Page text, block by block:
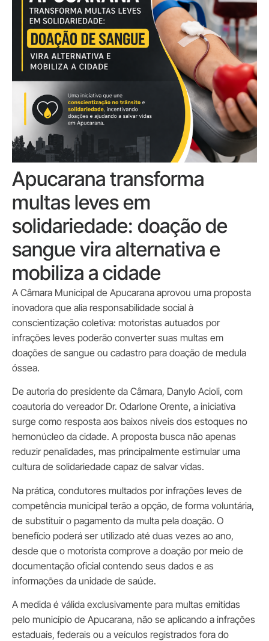
Apucarana transforma
multas leves em
solidariedade: doação de
sangue vira alternativa e
mobiliza a cidade
A Câmara Municipal de Apucarana aprovou uma proposta
inovadora que alia responsabilidade social à
conscientização coletiva: motoristas autuados por
infrações leves poderão converter suas multas em
doações de sangue ou cadastro para doação de medula
óssea.
De autoria do presidente da Câmara, Danylo Acioli, com
coautoria do vereador Dr. Odarlone Orente, a iniciativa
surge como resposta aos baixos níveis dos estoques no
hemonúcleo da cidade. A proposta busca não apenas
reduzir penalidades, mas principalmente estimular uma
cultura de solidariedade capaz de salvar vidas.
Na prática, condutores multados por infrações leves de
competência municipal terão a opção, de forma voluntária,
de substituir o pagamento da multa pela doação. O
benefício poderá ser utilizado até duas vezes ao ano,
desde que o motorista comprove a doação por meio de
documentação oficial contendo seus dados e as
informações da unidade de saúde.
A medida é válida exclusivamente para multas emitidas
pelo município de Apucarana, não se aplicando a infrações
estaduais, federais ou a veículos registrados fora do